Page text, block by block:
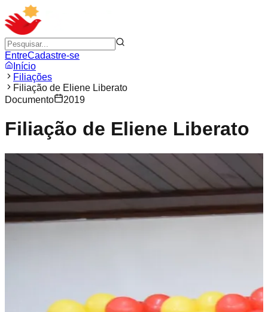
EntreCadastre-se
Início
Filiações
Filiação de Eliene Liberato
Documento
2019
Filiação de Eliene Liberato